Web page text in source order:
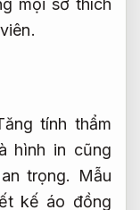
mọi sở thích
tính thẩm
hình in cũng
trọng.
Mẫu
kế áo đồng